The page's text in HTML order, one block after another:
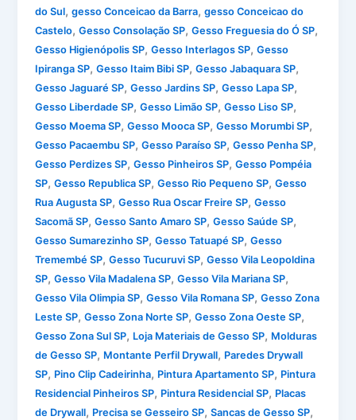
do Sul,gesso Conceicao da Barra,gesso Conceicao do
Castelo,Gesso Consolação SP,Gesso Freguesia do Ó SP,
Gesso Higienópolis SP,Gesso Interlagos SP,Gesso
Ipiranga SP,Gesso Itaim Bibi SP,Gesso Jabaquara SP,
Gesso Jaguaré SP,Gesso Jardins SP,Gesso Lapa SP,
Gesso Liberdade SP,Gesso Limão SP,Gesso Liso SP,
Gesso Moema SP,Gesso Mooca SP,Gesso Morumbi SP,
Gesso Pacaembu SP,Gesso Paraíso SP,Gesso Penha SP,
Gesso Perdizes SP,Gesso Pinheiros SP,Gesso Pompéia
SP,Gesso Republica SP,Gesso Rio Pequeno SP,Gesso
Rua Augusta SP,Gesso Rua Oscar Freire SP,Gesso
Sacomã SP,Gesso Santo Amaro SP,Gesso Saúde SP,
Gesso Sumarezinho SP,Gesso Tatuapé SP,Gesso
Tremembé SP,Gesso Tucuruvi SP,Gesso Vila Leopoldina
SP,Gesso Vila Madalena SP,Gesso Vila Mariana SP,
Gesso Vila Olimpia SP,Gesso Vila Romana SP,Gesso Zona
Leste SP,Gesso Zona Norte SP,Gesso Zona Oeste SP,
Gesso Zona Sul SP, Loja Materiais de Gesso SP, Molduras
de Gesso SP, Montante Perfil Drywall, Paredes Drywall
SP, Pino Clip Cadeirinha, Pintura Apartamento SP, Pintura
Residencial Pinheiros SP, Pintura Residencial SP, Placas
de Drywall, Precisa se Gesseiro SP,Sancas de Gesso SP,